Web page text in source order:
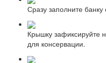
Сразу заполните
Крышку зафиксируйте
для консервации.